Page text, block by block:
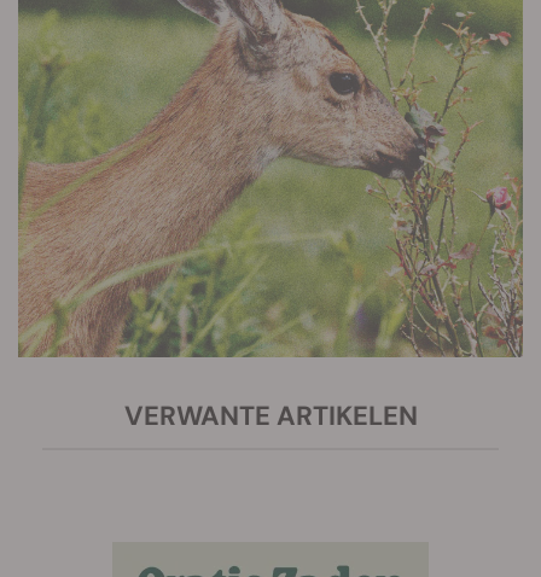
VERWANTE ARTIKELEN